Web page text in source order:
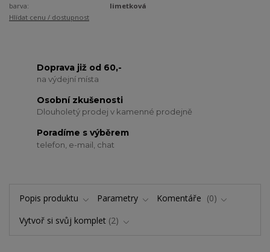
barva:
limetková
Hlídat cenu / dostupnost
Doprava již od 60,-
na výdejní místa
Osobní zkušenosti
Dlouholetý prodej v kamenné prodejně
Poradíme s výběrem
telefon, e-mail, chat
Popis produktu Parametry Komentáře
0
Vytvoř si svůj komplet 2